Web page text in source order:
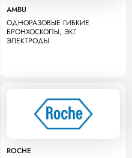
AMBU
ОДНОРАЗОВЫЕ ГИБКИЕ
БРОНХОСКОПЫ, ЭКГ
ЭЛЕКТРОДЫ
ROCHE